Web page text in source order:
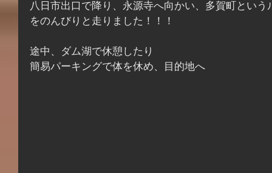
八日市出口で降り、永源寺へ向かい、多賀町という
をのんびりと走りました！！！
途中、ダム湖で休憩したり
簡易パーキングで体を休め、目的地へ